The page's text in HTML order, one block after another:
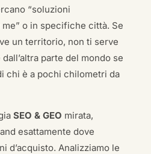
“soluzioni
o in specifiche città. Se
un territorio, non ti serve
parte del mondo se
chi è a pochi chilometri da
SEO & GEO mirata,
esattamente dove
d’acquisto. Analizziamo le